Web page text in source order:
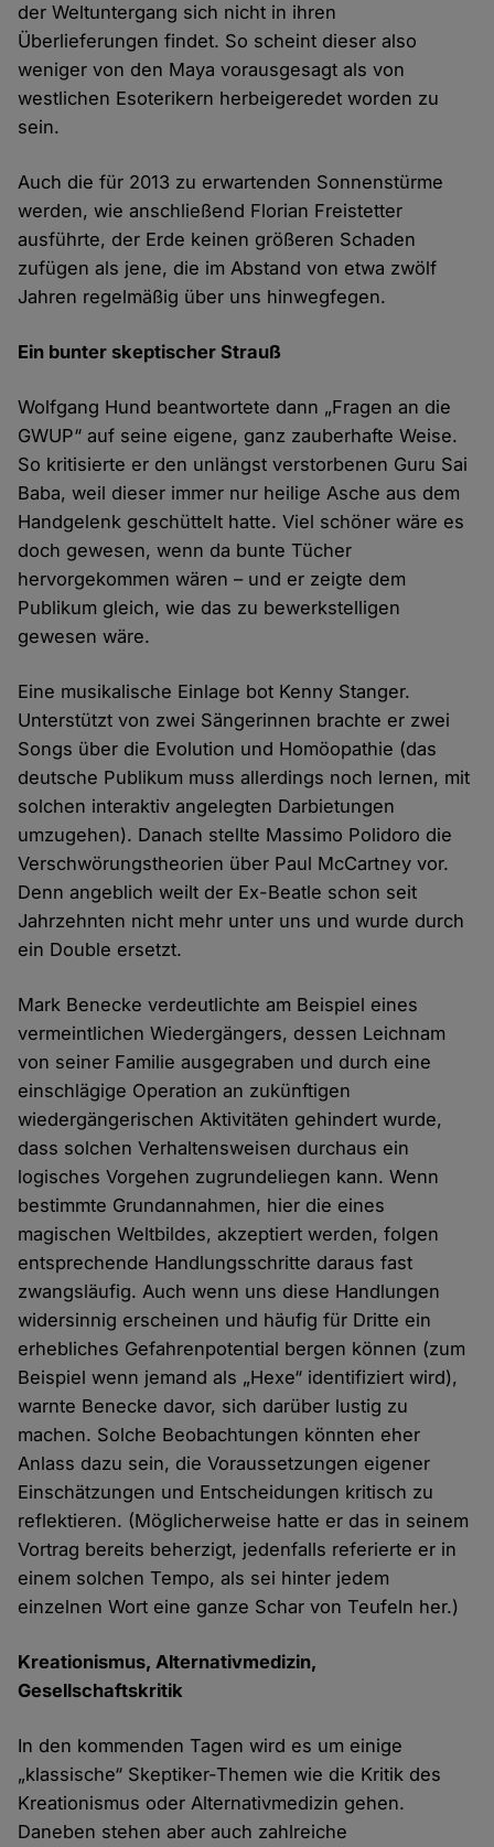
der Weltuntergang sich nicht in ihren
Überlieferungen findet. So scheint dieser also
weniger von den Maya vorausgesagt als von
westlichen Esoterikern herbeigeredet worden zu
sein.
Auch die für 2013 zu erwartenden Sonnenstürme
werden, wie anschließend Florian Freistetter
ausführte, der Erde keinen größeren Schaden
zufügen als jene, die im Abstand von etwa zwölf
Jahren regelmäßig über uns hinwegfegen.
Ein bunter skeptischer Strauß
Wolfgang Hund beantwortete dann „Fragen an die
GWUP“ auf seine eigene, ganz zauberhafte Weise.
So kritisierte er den unlängst verstorbenen Guru Sai
Baba, weil dieser immer nur heilige Asche aus dem
Handgelenk geschüttelt hatte. Viel schöner wäre es
doch gewesen, wenn da bunte Tücher
hervorgekommen wären – und er zeigte dem
Publikum gleich, wie das zu bewerkstelligen
gewesen wäre.
Eine musikalische Einlage bot Kenny Stanger.
Unterstützt von zwei Sängerinnen brachte er zwei
Songs über die Evolution und Homöopathie (das
deutsche Publikum muss allerdings noch lernen, mit
solchen interaktiv angelegten Darbietungen
umzugehen). Danach stellte Massimo Polidoro die
Verschwörungstheorien über Paul McCartney vor.
Denn angeblich weilt der Ex-Beatle schon seit
Jahrzehnten nicht mehr unter uns und wurde durch
ein Double ersetzt.
Mark Benecke verdeutlichte am Beispiel eines
vermeintlichen Wiedergängers, dessen Leichnam
von seiner Familie ausgegraben und durch eine
einschlägige Operation an zukünftigen
wiedergängerischen Aktivitäten gehindert wurde,
dass solchen Verhaltensweisen durchaus ein
logisches Vorgehen zugrundeliegen kann. Wenn
bestimmte Grundannahmen, hier die eines
magischen Weltbildes, akzeptiert werden, folgen
entsprechende Handlungsschritte daraus fast
zwangsläufig. Auch wenn uns diese Handlungen
widersinnig erscheinen und häufig für Dritte ein
erhebliches Gefahrenpotential bergen können (zum
Beispiel wenn jemand als „Hexe“ identifiziert wird),
warnte Benecke davor, sich darüber lustig zu
machen. Solche Beobachtungen könnten eher
Anlass dazu sein, die Voraussetzungen eigener
Einschätzungen und Entscheidungen kritisch zu
reflektieren. (Möglicherweise hatte er das in seinem
Vortrag bereits beherzigt, jedenfalls referierte er in
einem solchen Tempo, als sei hinter jedem
einzelnen Wort eine ganze Schar von Teufeln her.)
Kreationismus, Alternativmedizin,
Gesellschaftskritik
In den kommenden Tagen wird es um einige
„klassische“ Skeptiker-Themen wie die Kritik des
Kreationismus oder Alternativmedizin gehen.
Daneben stehen aber auch zahlreiche